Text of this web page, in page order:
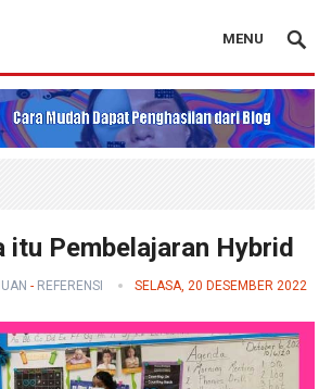
MENU
itu Pembelajaran Hybrid
- REFERENSI SELASA, 20 DESEMBER 2022